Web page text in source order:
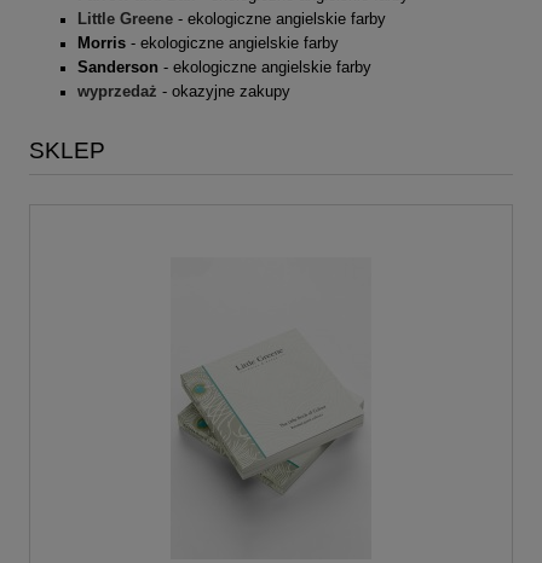
Little Greene - ekologiczne angielskie farby
Morris - ekologiczne angielskie farby
Sanderson - ekologiczne angielskie farby
wyprzedaż - okazyjne zakupy
SKLEP